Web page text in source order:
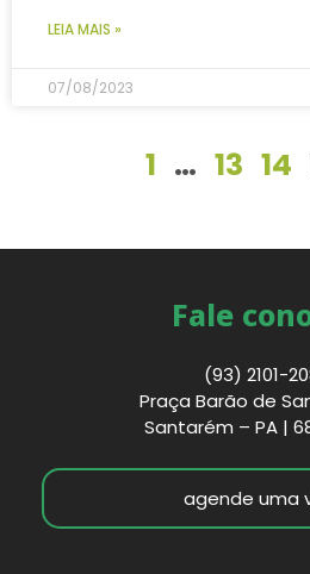
LEIA MAIS »
07/08/2023
1 … 13 14
Fale
(93) 2101-
Praça Barão de
Santarém – PA |
agende uma